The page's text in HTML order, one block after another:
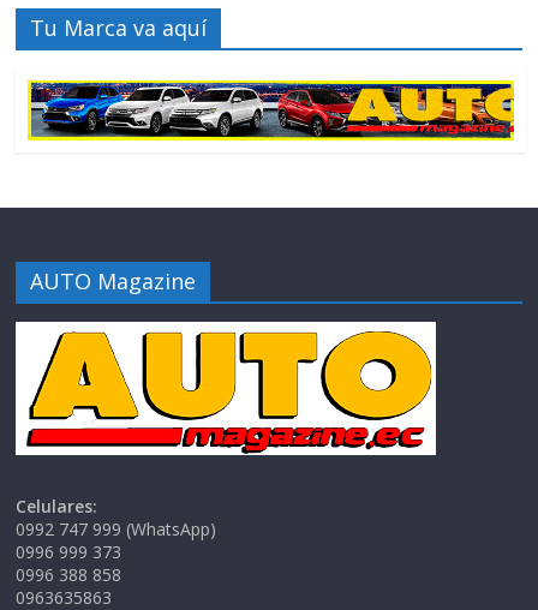
Tu Marca va aquí
AUTO Magazine
Celulares:
0992 747 999 (WhatsApp)
0996 999 373
0996 388 858
0963635863